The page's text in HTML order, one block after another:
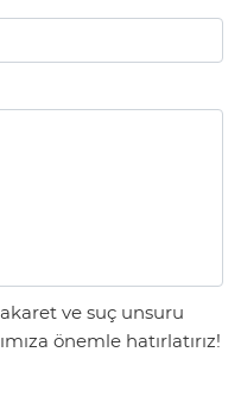
ve suç unsuru
önemle hatırlatırız!